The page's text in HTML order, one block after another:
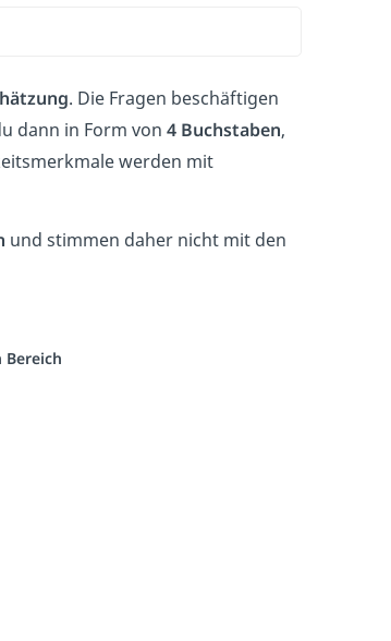
. Die Fragen beschäftigen
dann in Form von 4 Buchstaben,
werden mit
und stimmen daher nicht mit den